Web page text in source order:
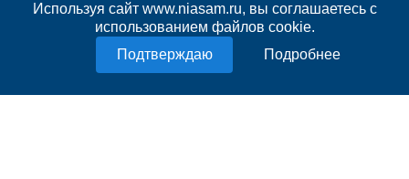
Используя сайт www.niasam.ru, вы соглашаетесь с
использованием файлов cookie.
Подробнее
Написать письмо
Политика конфиденциальности
18+